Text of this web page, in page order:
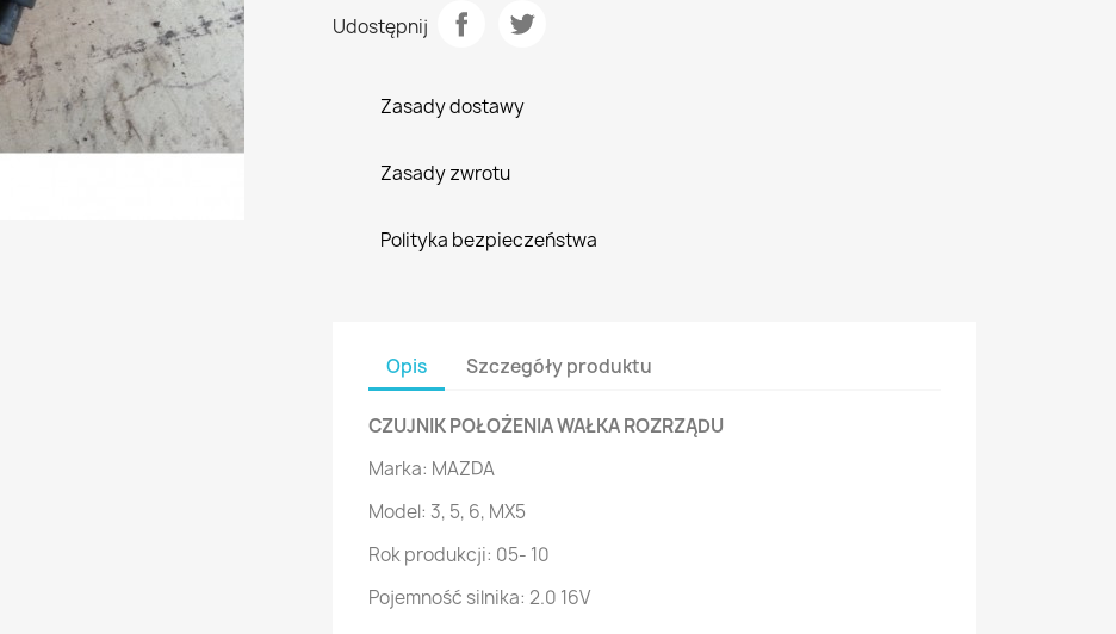
Udostępnij
Zasady dostawy
Zasady zwrotu
Polityka bezpieczeństwa
Opis Szczegóły produktu
CZUJNIK POŁOŻENIA WAŁKA ROZRZĄDU
Marka: MAZDA
Model: 3, 5, 6, MX5
Rok produkcji: 05- 10
Pojemność silnika: 2.0 16V